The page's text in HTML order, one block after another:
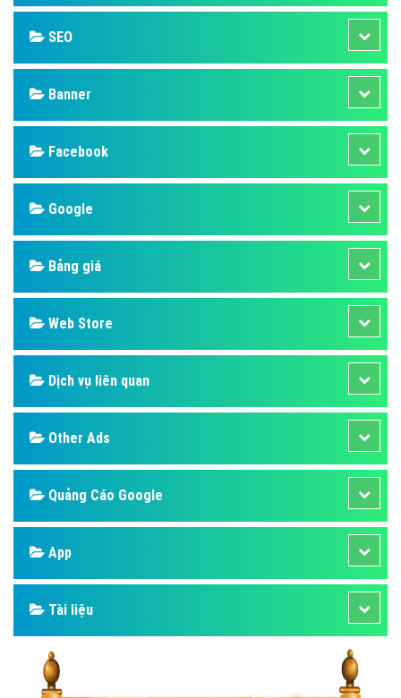
SEO
Banner
Facebook
Google
Bảng giá
Web Store
Dịch vụ liên quan
Other Ads
Quảng Cáo Google
App
Tài liệu